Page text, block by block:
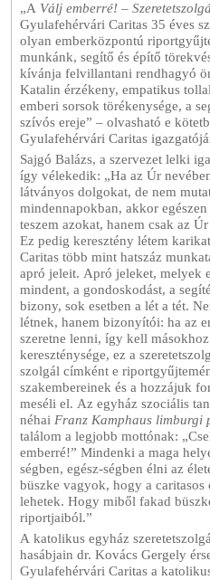
„A Válj emberré! –
Gyulafehérvári Caritas 35 éves
olyan emberközpontú
munkánk, segítő és építő
kívánja felvillantani rendhagyó
Katalin érzékeny, empatikus
emberi sorsok törékenysége, a
szívós ereje” – olvasható e
Gyulafehérvári Caritas
Sajgó Balázs, a szervezet lelki
így vélekedik: „Ha az Úr
látványos dolgokat, de nem
mindennapokban, akkor
teszem azokat, hanem csak az
Ez pedig keresztény létem
Caritas több mint hatszáz
apró jeleit. Apró jeleket, melyek
mindent, a gondoskodást, a
bizony, sok esetben a lét a tét.
létnek, hanem bizonyítói: ha az
szeretne lenni, így kell
kereszténysége, ez a
szolgál címként e
szakembereinek és a hozzájuk
meséli el. Az egyház szociális
néhai Franz Kamphaus limburgi
találom a legjobb mottónak:
emberré!” Mindenki a maga
ségben, egész-ségben élni az
büszke vagyok, hogy a caritasos
lehetek. Hogy miből fakad
riportjaiból.”
A katolikus egyház
hasábjain dr. Kovács Gergely
Gyulafehérvári Caritas a